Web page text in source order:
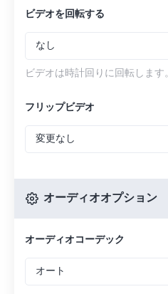
ビデオを回転する
なし
ビデオは時計回りに回転します。
フリップビデオ
変更なし
オーディオオプション
オーディオコーデック
オート